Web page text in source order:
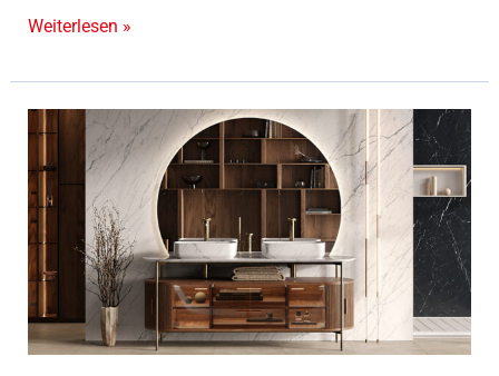
Weiterlesen »
MOMA
präsentiert
eine
Vorschau
auf
die
neue
Kollektionen
2024